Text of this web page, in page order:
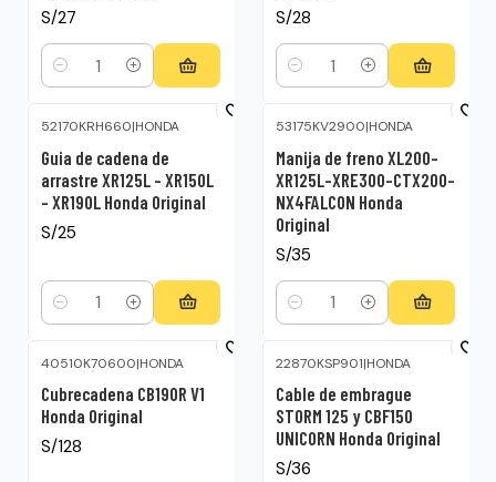
S/27
Cantidad
S/28
Cantidad
52170KRH660|HONDA
Guia de cadena de
arrastre XR125L – XR150L
– XR190L Honda Original
S/25
Cantidad
53175KV2900|HONDA
Manija de freno XL200-
XR125L-XRE300-CTX200-
NX4FALCON Honda
Original
S/35
Cantidad
40510K70600|HONDA
Cubrecadena CB190R V1
Honda Original
S/128
22870KSP901|HONDA
Cable de embrague
STORM 125 y CBF150
UNICORN Honda Original
S/36